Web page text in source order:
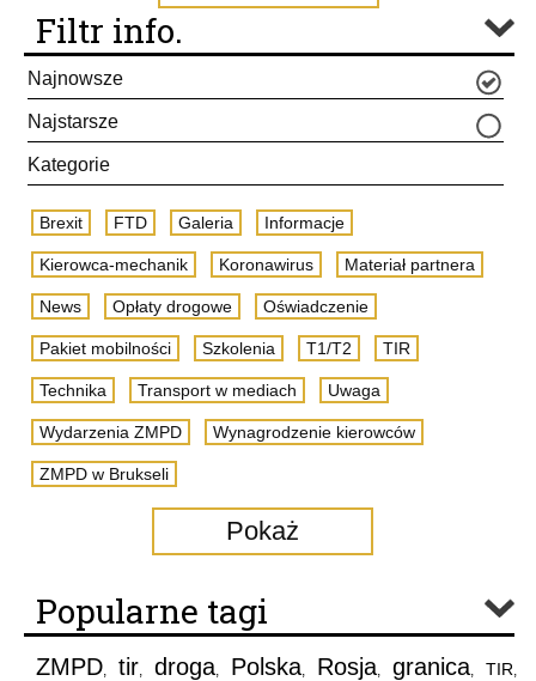
Filtr info.
Najnowsze
Najstarsze
Kategorie
Brexit FTD Galeria Informacje
Kierowca-mechanik Koronawirus Materiał partnera
News Opłaty drogowe Oświadczenie
Pakiet mobilności Szkolenia T1/T2 TIR
Technika Transport w mediach Uwaga
Wydarzenia ZMPD Wynagrodzenie kierowców
ZMPD w Brukseli
Pokaż
Popularne tagi
ZMPD, tir, droga, Polska, Rosja, granica, TIR,